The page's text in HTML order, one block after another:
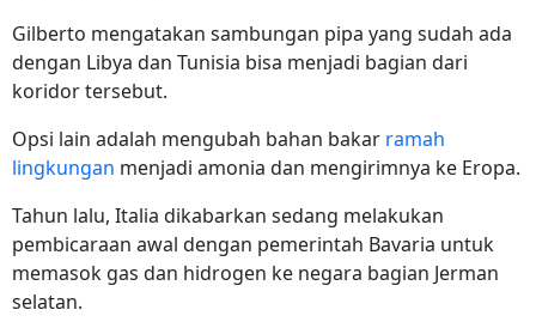
Gilberto mengatakan sambungan pipa yang sudah ada
dengan Libya dan Tunisia bisa menjadi bagian dari
koridor tersebut.
Opsi lain adalah mengubah bahan bakar ramah
lingkungan menjadi amonia dan mengirimnya ke Eropa.
Tahun lalu, Italia dikabarkan sedang melakukan
pembicaraan awal dengan pemerintah Bavaria untuk
memasok gas dan hidrogen ke negara bagian Jerman
selatan.